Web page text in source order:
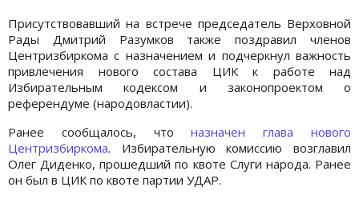
Присутствовавший на встрече председатель Верховной
Рады Дмитрий Разумков также поздравил членов
Центризбиркома с назначением и подчеркнул важность
привлечения нового состава ЦИК к работе над
Избирательным кодексом и законопроектом о
референдуме (народовластии).
Ранее сообщалось, чтоназначен глава нового
Центризбиркома. Избирательную комиссию возглавил
Олег Диденко, прошедший по квоте Слуги народа. Ранее
он был в ЦИК по квоте партии УДАР.